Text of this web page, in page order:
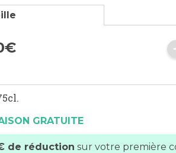
€
GRATUITE
de réduction sur votre première